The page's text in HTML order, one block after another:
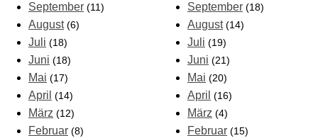
September (11)
August (6)
Juli (18)
Juni (18)
Mai (17)
April (14)
März (12)
Februar (8)
September (18)
August (14)
Juli (19)
Juni (21)
Mai (20)
April (16)
März (4)
Februar (15)